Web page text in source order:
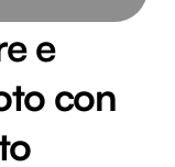
e
con